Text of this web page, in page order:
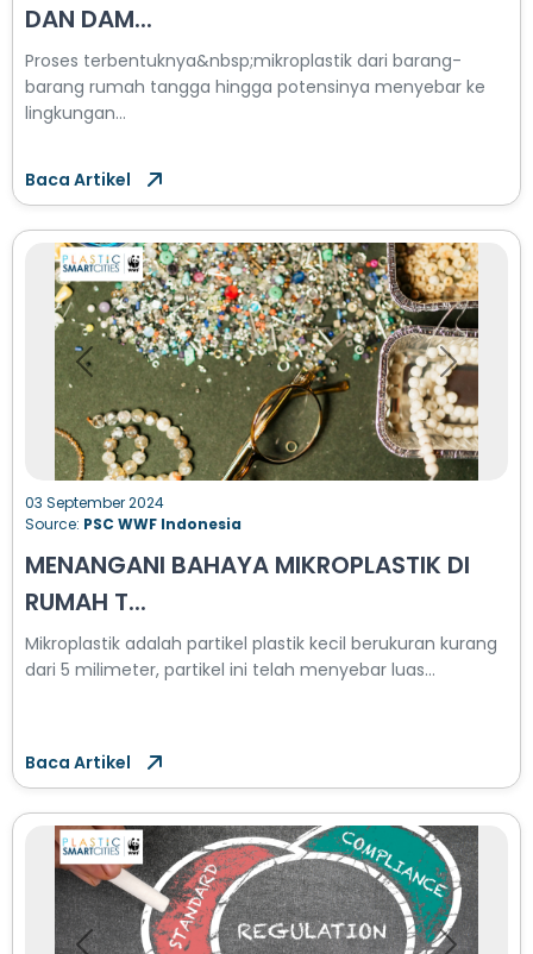
DAN DAM...
Proses terbentuknya&nbsp;mikroplastik dari barang-
barang rumah tangga hingga potensinya menyebar ke
lingkungan...
Baca Artikel
Previous Next
03 September 2024
Source: PSC WWF Indonesia
MENANGANI BAHAYA MIKROPLASTIK DI
RUMAH T...
Mikroplastik adalah partikel plastik kecil berukuran kurang
dari 5 milimeter, partikel ini telah menyebar luas...
Baca Artikel